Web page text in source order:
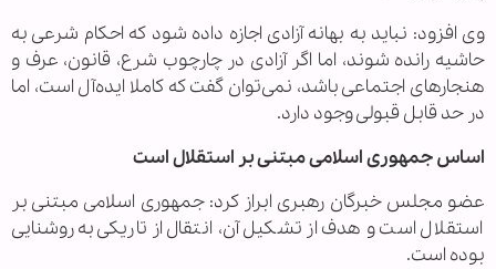
وی افزود: نباید به بهانه آزادی اجازه داده شود که احکام شرعی به
حاشیه رانده شوند، اما اگر آزادی در چارچوب شرع، قانون، عرف و
هنجارهای اجتماعی باشد، نمی‌توان گفت که کاملا ایده‌آل است، اما
در حد قابل قبولی وجود دارد.
اساس جمهوری اسلامی مبتنی بر استقلال است
عضو مجلس خبرگان رهبری ابراز کرد: جمهوری اسلامی مبتنی بر
استقلال است و هدف از تشکیل آن، انتقال از تاریکی به روشنایی
بوده است.